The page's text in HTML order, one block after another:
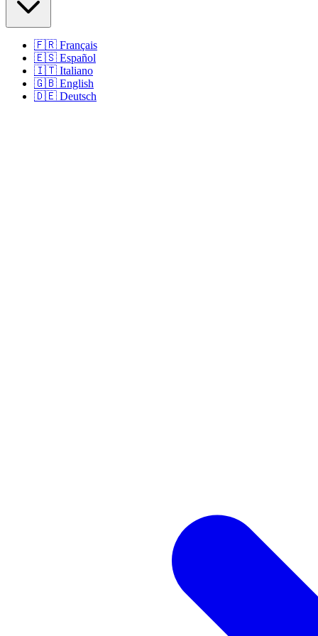
🇫🇷 Français
🇪🇸 Español
🇮🇹 Italiano
🇬🇧 English
🇩🇪 Deutsch